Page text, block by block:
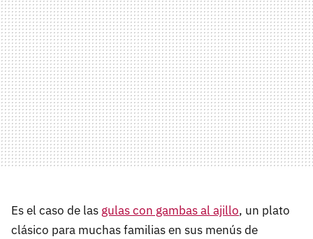
Es el caso de las gulas con gambas al ajillo, un plato
clásico para muchas familias en sus menús de